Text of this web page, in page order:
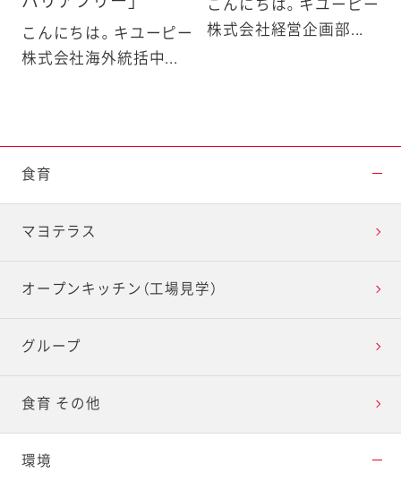
こんにちは。キユーピー
株式会社海外統括中...
こんにちは。キユーピー
株式会社経営企画部...
食育
マヨテラス
オープンキッチン（工場見学）
グループ
食育 その他
環境